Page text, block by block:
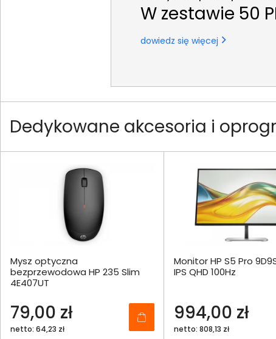
W zestawie 50
dowiedz się więcej
Dedykowane akcesoria i
Mysz optyczna
bezprzewodowa HP 235 Slim
4E407UT
79,00 zł
netto: 64,23 zł
Monitor HP S5 Pro
IPS QHD 100Hz
994,00 zł
netto: 808,13 zł